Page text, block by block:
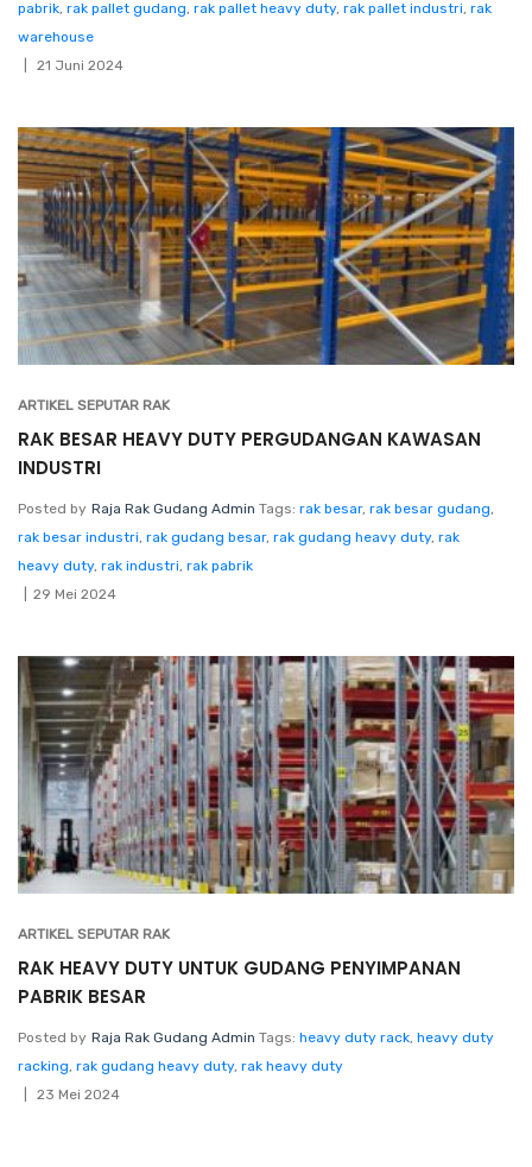
pabrik, rak pallet gudang, rak pallet heavy duty, rak pallet industri, rak
warehouse
21 Juni 2024
ARTIKEL SEPUTAR RAK
RAK BESAR HEAVY DUTY PERGUDANGAN KAWASAN
INDUSTRI
Posted by Raja Rak Gudang Admin Tags: rak besar, rak besar gudang,
rak besar industri, rak gudang besar, rak gudang heavy duty, rak
heavy duty, rak industri, rak pabrik
29 Mei 2024
ARTIKEL SEPUTAR RAK
RAK HEAVY DUTY UNTUK GUDANG PENYIMPANAN
PABRIK BESAR
Posted by Raja Rak Gudang Admin Tags: heavy duty rack, heavy duty
racking, rak gudang heavy duty, rak heavy duty
23 Mei 2024